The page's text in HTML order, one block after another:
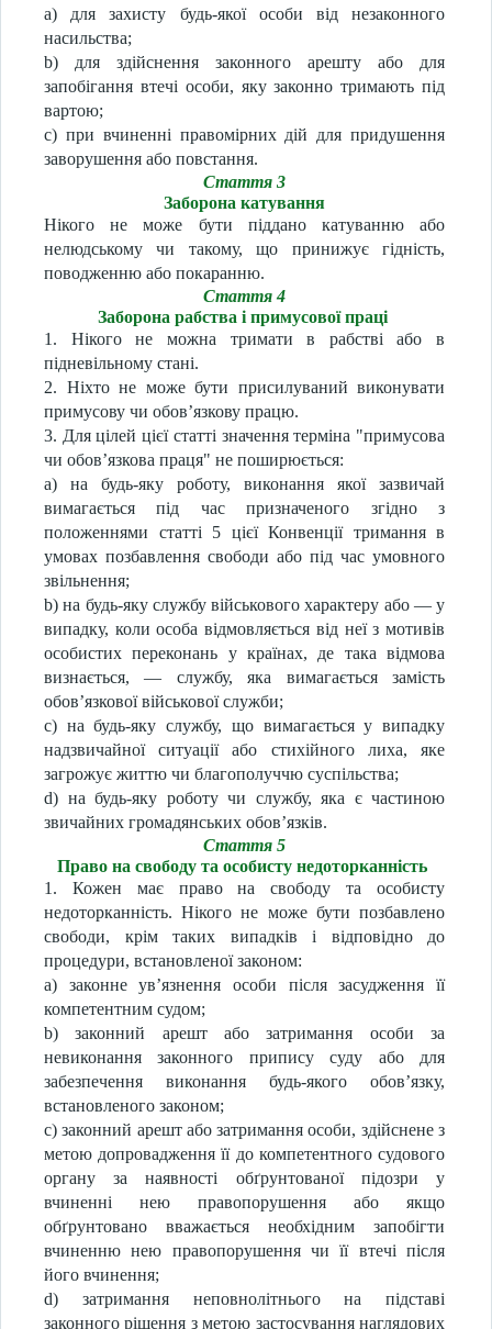
a) для захисту будь-якої особи від незаконного
насильства;
b) для здійснення законного арешту або для
запобігання втечі особи, яку законно тримають під
вартою;
c) при вчиненні правомірних дій для придушення
заворушення або повстання.
Стаття 3
Заборона катування
Нікого не може бути піддано катуванню або
нелюдському чи такому, що принижує гідність,
поводженню або покаранню.
Стаття 4
Заборона рабства і примусової праці
1. Нікого не можна тримати в рабстві або в
підневільному стані.
2. Ніхто не може бути присилуваний виконувати
примусову чи обов’язкову працю.
3. Для цілей цієї статті значення терміна "примусова
чи обов’язкова праця" не поширюється:
a) на будь-яку роботу, виконання якої зазвичай
вимагається під час призначеного згідно з
положеннями статті 5 цієї Конвенції тримання в
умовах позбавлення свободи або під час умовного
звільнення;
b) на будь-яку службу військового характеру або — у
випадку, коли особа відмовляється від неї з мотивів
особистих переконань у країнах, де така відмова
визнається, — службу, яка вимагається замість
обов’язкової військової служби;
c) на будь-яку службу, що вимагається у випадку
надзвичайної ситуації або стихійного лиха, яке
загрожує життю чи благополуччю суспільства;
d) на будь-яку роботу чи службу, яка є частиною
звичайних громадянських обов’язків.
Стаття 5
Право на свободу та особисту недоторканність
1. Кожен має право на свободу та особисту
недоторканність. Нікого не може бути позбавлено
свободи, крім таких випадків і відповідно до
процедури, встановленої законом:
a) законне ув’язнення особи після засудження її
компетентним судом;
b) законний арешт або затримання особи за
невиконання законного припису суду або для
забезпечення виконання будь-якого обов’язку,
встановленого законом;
c) законний арешт або затримання особи, здійснене з
метою допровадження її до компетентного судового
органу за наявності обґрунтованої підозри у
вчиненні нею правопорушення або якщо
обґрунтовано вважається необхідним запобігти
вчиненню нею правопорушення чи її втечі після
його вчинення;
d) затримання неповнолітнього на підставі
законного рішення з метою застосування наглядових